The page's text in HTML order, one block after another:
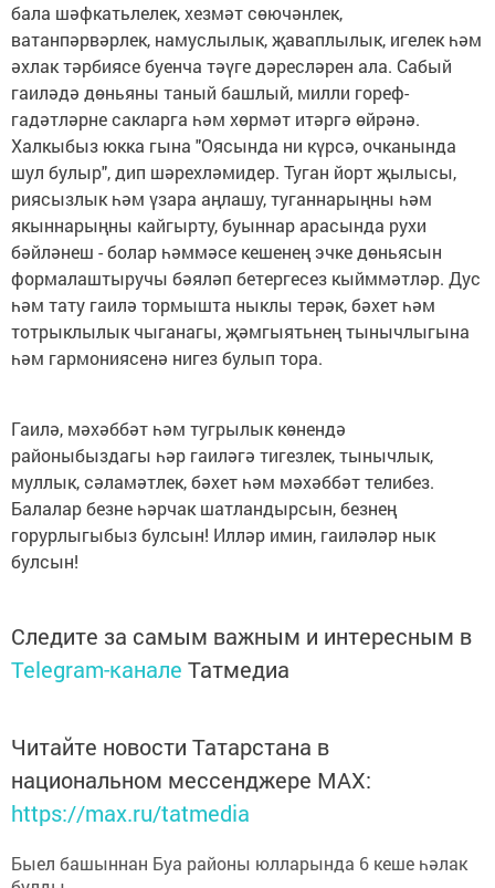
бала шәфкатьлелек, хезмәт сөючәнлек,
ватанпәрвәрлек, намуслылык, җаваплылык, игелек һәм
әхлак тәрбиясе буенча тәүге дәресләрен ала. Сабый
гаиләдә дөньяны таный башлый, милли гореф-
гадәтләрне сакларга һәм хөрмәт итәргә өйрәнә.
Халкыбыз юкка гына "Оясында ни күрсә, очканында
шул булыр", дип шәрехләмидер. Туган йорт җылысы,
риясызлык һәм үзара аңлашу, туганнарыңны һәм
якыннарыңны кайгырту, буыннар арасында рухи
бәйләнеш - болар һәммәсе кешенең эчке дөньясын
формалаштыручы бәяләп бетергесез кыйммәтләр. Дус
һәм тату гаилә тормышта ныклы терәк, бәхет һәм
тотрыклылык чыганагы, җәмгыятьнең тынычлыгына
һәм гармониясенә нигез булып тора.
Гаилә, мәхәббәт һәм тугрылык көнендә
районыбыздагы һәр гаиләгә тигезлек, тынычлык,
муллык, сәламәтлек, бәхет һәм мәхәббәт телибез.
Балалар безне һәрчак шатландырсын, безнең
горурлыгыбыз булсын! Илләр имин, гаиләләр нык
булсын!
Следите за самым важным и интересным в
Telegram-канале Татмедиа
Читайте новости Татарстана в
национальном мессенджере MАХ:
https://max.ru/tatmedia
Быел башыннан Буа районы юлларында 6 кеше һәлак